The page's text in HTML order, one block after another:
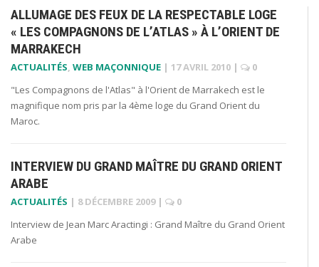
ALLUMAGE DES FEUX DE LA RESPECTABLE LOGE
« LES COMPAGNONS DE L’ATLAS » À L’ORIENT DE
MARRAKECH
ACTUALITÉS, WEB MAÇONNIQUE | 17 AVRIL 2010 |
0
"Les Compagnons de l'Atlas" à l'Orient de Marrakech est le
magnifique nom pris par la 4ème loge du Grand Orient du
Maroc.
INTERVIEW DU GRAND MAÎTRE DU GRAND ORIENT
ARABE
ACTUALITÉS | 8 DÉCEMBRE 2009 |
0
Interview de Jean Marc Aractingi : Grand Maître du Grand Orient
Arabe